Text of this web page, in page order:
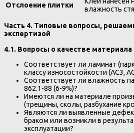
Отслоение плитки
влажность
Часть 4. Типовые вопросы,
экспертизой
4.1. Вопросы о качестве материала
Соответствует ли ламинат
классу износостойкости (AC3,
Соответствует ли влажность
862.1-88 (6-9%)?
Имеются ли на материале
(трещины, сколы, разбухание
Являются ли выявленные
браком или возникли в
эксплуатации?